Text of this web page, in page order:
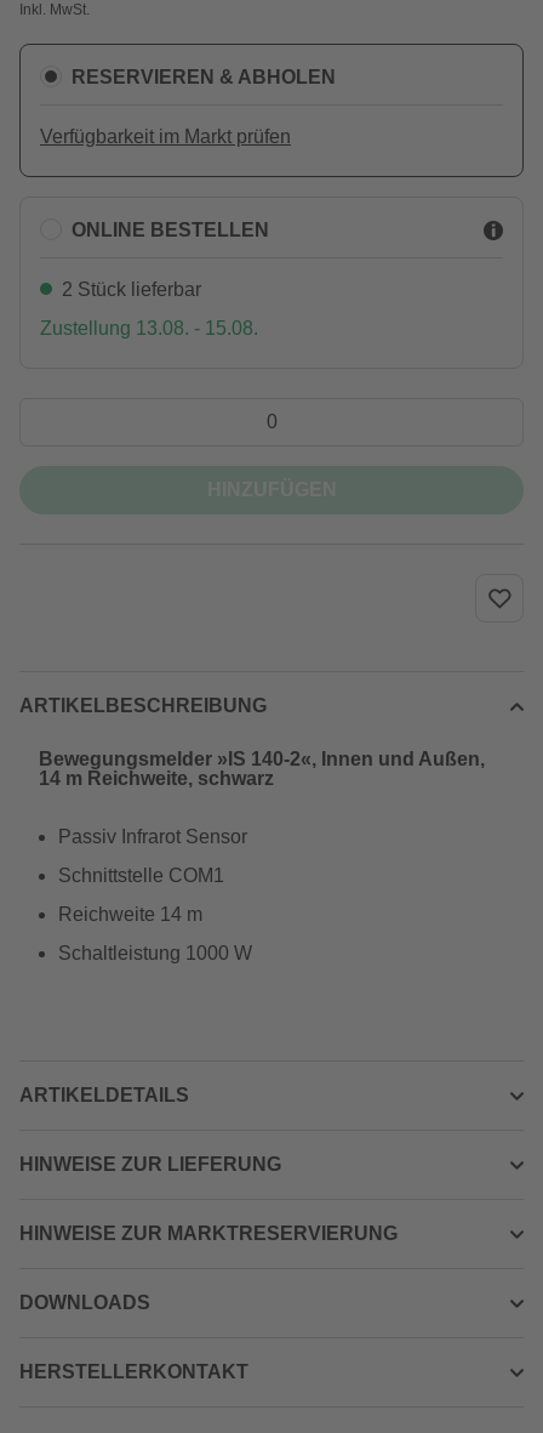
Inkl. MwSt.
RESERVIEREN & ABHOLEN
Verfügbarkeit im Markt prüfen
ONLINE BESTELLEN
2 Stück lieferbar
Zustellung 13.08. - 15.08.
ARTIKELBESCHREIBUNG
Bewegungsmelder »IS 140-2«, Innen und Außen,
14 m Reichweite, schwarz
Passiv Infrarot Sensor
Schnittstelle COM1
Reichweite 14 m
Schaltleistung 1000 W
ARTIKELDETAILS
HINWEISE ZUR LIEFERUNG
HINWEISE ZUR MARKTRESERVIERUNG
DOWNLOADS
HERSTELLERKONTAKT